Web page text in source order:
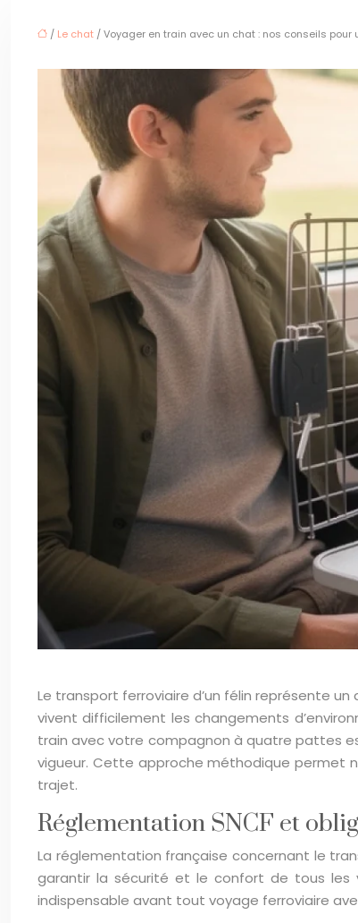
/ Le chat / Voyager en train avec un chat : nos conseils pour
Le transport ferroviaire d’un félin représente
vivent difficilement les changements
train avec votre compagnon à quatre pattes
vigueur. Cette approche méthodique permet
trajet.
Réglementation SNCF et
La réglementation française concernant le
garantir la sécurité et le confort de tous les
indispensable avant tout voyage ferroviaire